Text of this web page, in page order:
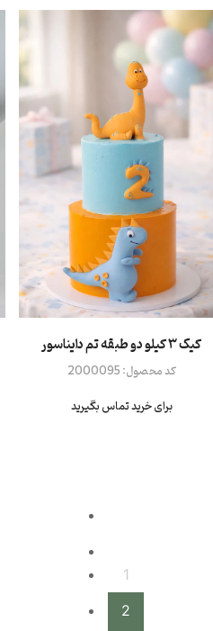
کیک ۳ کیلو دو طبقه تم دایناسور
برای خرید تماس بگیرید
کد محصول:2000095
1
2